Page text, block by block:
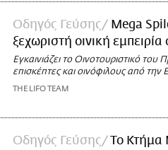
Οδηγός Γεύσης
Mega
ξεχωριστή οινική
Εγκαινιάζει το Οινοτουριστικό του
επισκέπτες και οινόφιλους από την
THE LIFO TEAM
Οδηγός Γεύσης
Το Κτήμα